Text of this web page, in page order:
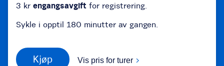
3 kr engangsavgift for registrering.
Sykle i opptil 180 minutter av gangen.
Kjøp Vis pris for turer